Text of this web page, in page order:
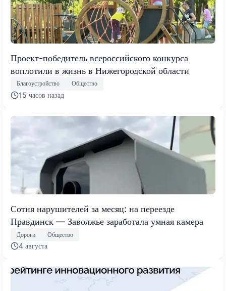
Проект-победитель всероссийского конкурса
воплотили в жизнь в Нижегородской области
Благоустройство Общество
15 часов назад
Сотня нарушителей за месяц: на переезде
Правдинск — Заволжье заработала умная камера
Дороги Общество
4 августа